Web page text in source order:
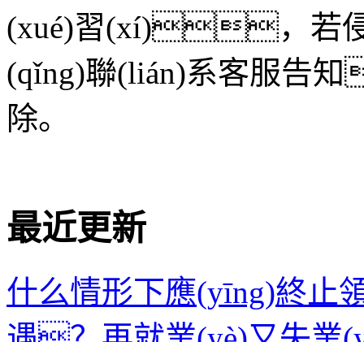
(xué)習(xí)，若侵
(qǐng)聯(lián)系客服告
除。
最近更新
什么情形下應(yīng)終止